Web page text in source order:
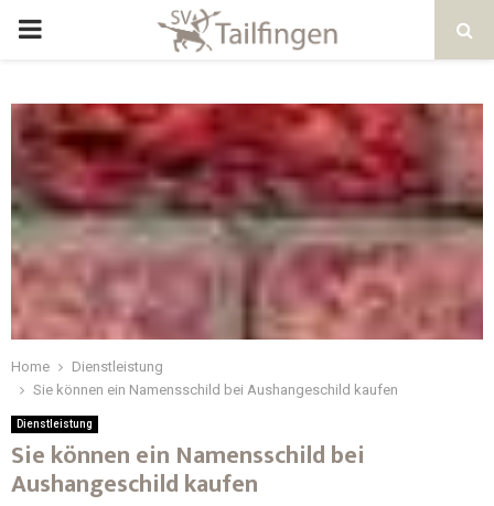
Home
Dienstleistung
Sie können ein Namensschild bei Aushangeschild kaufen
Dienstleistung
Sie können ein Namensschild bei
Aushangeschild kaufen